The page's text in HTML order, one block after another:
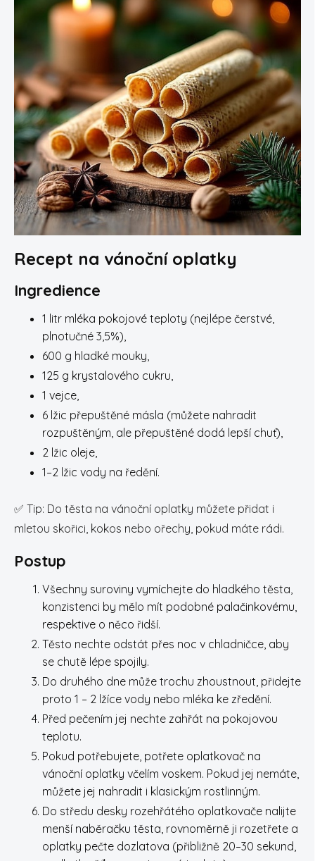
Recept na vánoční oplatky
Ingredience
1 litr mléka pokojové teploty (nejlépe čerstvé,
plnotučné 3,5%),
600 g hladké mouky,
125 g krystalového cukru,
1 vejce,
6 lžic přepuštěné másla (můžete nahradit
rozpuštěným, ale přepuštěné dodá lepší chuť),
2 lžic oleje,
1–2 lžic vody na ředění.
✅ Tip: Do těsta na vánoční oplatky můžete přidat i
mletou skořici, kokos nebo ořechy, pokud máte rádi.
Postup
Všechny suroviny vymíchejte do hladkého těsta,
konzistenci by mělo mít podobné palačinkovému,
respektive o něco řidší.
Těsto nechte odstát přes noc v chladničce, aby
se chutě lépe spojily.
Do druhého dne může trochu zhoustnout, přidejte
proto 1 – 2 lžíce vody nebo mléka ke zředění.
Před pečením jej nechte zahřát na pokojovou
teplotu.
Pokud potřebujete, potřete oplatkovač na
vánoční oplatky včelím voskem. Pokud jej nemáte,
můžete jej nahradit i klasickým rostlinným.
Do středu desky rozehřátého oplatkovače nalijte
menší naběračku těsta, rovnoměrně ji rozetřete a
oplatky pečte dozlatova (přibližně 20–30 sekund,